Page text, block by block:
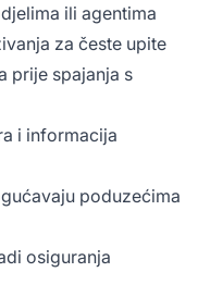
ili agentima
za česte upite
prije spajanja s
i informacija
poduzećima
osiguranja